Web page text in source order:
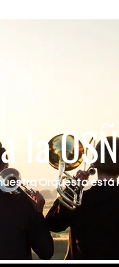
la OSÑ
Orquesta está